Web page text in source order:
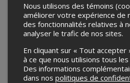
Merci de confirmer que
robot ci-bas.
Nous utilisons des témoins
améliorer votre expérience de
des fonctionnalités relatives à
analyser le trafic de nos sites.
En cliquant sur « Tout accepter
à ce que nous utilisions tous
Des informations
dans nos politiques de